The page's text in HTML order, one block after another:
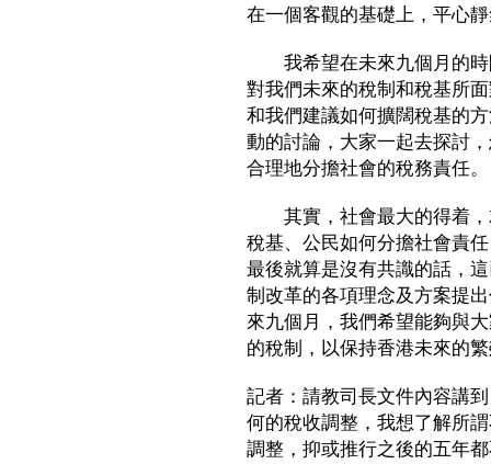
在一個客觀的基礎上，平心
我希望在未來九個月的時
對我們未來的稅制和稅基所
和我們建議如何擴闊稅基的
動的討論，大家一起去探討
合理地分擔社會的稅務責任。
其實，社會最大的得着，
稅基、公民如何分擔社會責
最後就算是沒有共識的話，
制改革的各項理念及方案提
來九個月，我們希望能夠與
的稅制，以保持香港未來的
記者：請教司長文件內容講
何的稅收調整，我想了解所
調整，抑或推行之後的五年